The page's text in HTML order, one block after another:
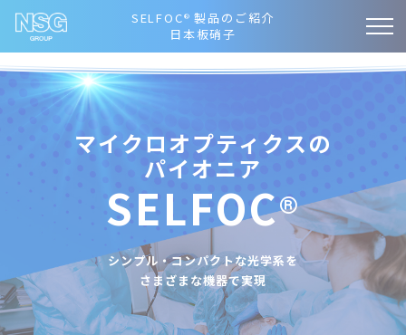
SELFOC ®
製品のご紹介
日本板硝子
マイクロオプティクスの
パイオニア
SELFOC®
シンプル・コンパクトな光学系を
さまざまな機器で実現